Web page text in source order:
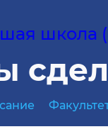
школа